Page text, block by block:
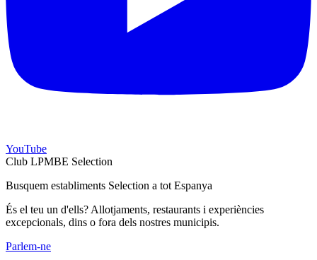
YouTube
Club LPMBE Selection
Busquem establiments Selection a tot Espanya
És el teu un d'ells? Allotjaments, restaurants i experiències
excepcionals, dins o fora dels nostres municipis.
Parlem-ne